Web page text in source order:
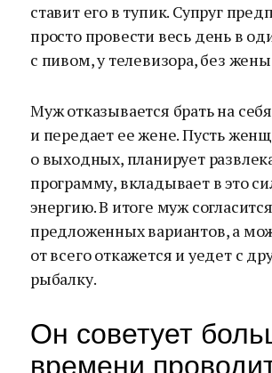
ставит его в тупик. Супруг
просто провести весь день в
с пивом, у телевизора, без
Муж отказывается брать на
и передает ее жене. Пусть
о выходных, планирует
программу, вкладывает в это
энергию. В итоге муж
предложенных вариантов, а
от всего откажется и уедет с
рыбалку.
Он советует
времени